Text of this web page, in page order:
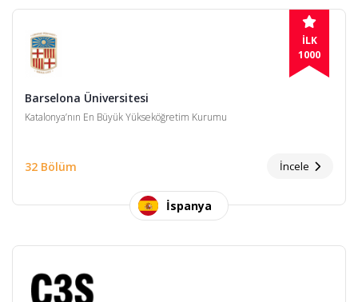
İLK
1000
Barselona Üniversitesi
Katalonya’nın En Büyük Yükseköğretim Kurumu
32 Bölüm İncele
İspanya